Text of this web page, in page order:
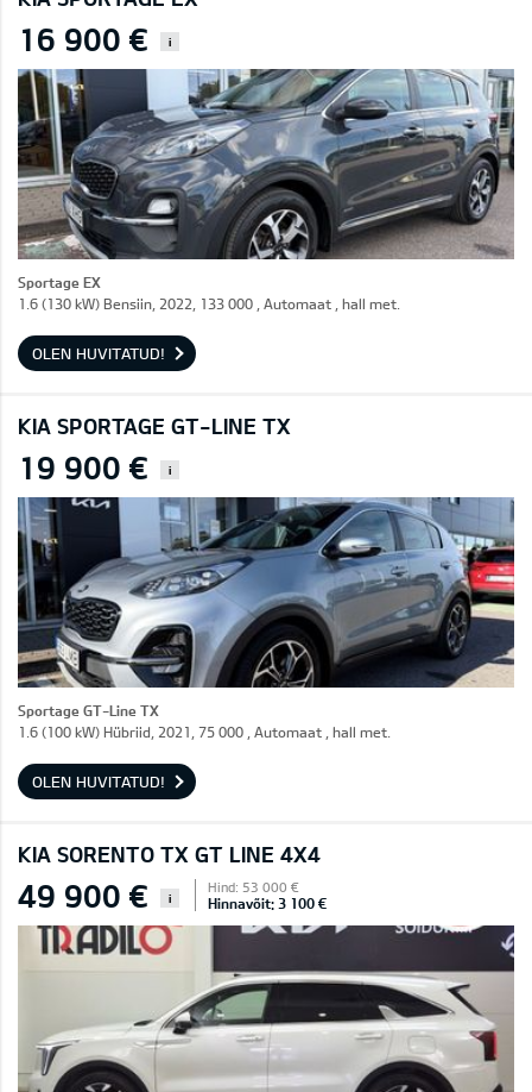
16 900 € i
Sportage EX
1.6 (130 kW) Bensiin, 2022, 133 000 , Automaat , hall met.
OLEN HUVITATUD!
KIA SPORTAGE GT-LINE TX
19 900 € i
Sportage GT-Line TX
1.6 (100 kW) Hübriid, 2021, 75 000 , Automaat , hall met.
OLEN HUVITATUD!
KIA SORENTO TX GT LINE 4X4
49 900 € i
Hind: 53 000 €
Hinnavõit: 3 100 €